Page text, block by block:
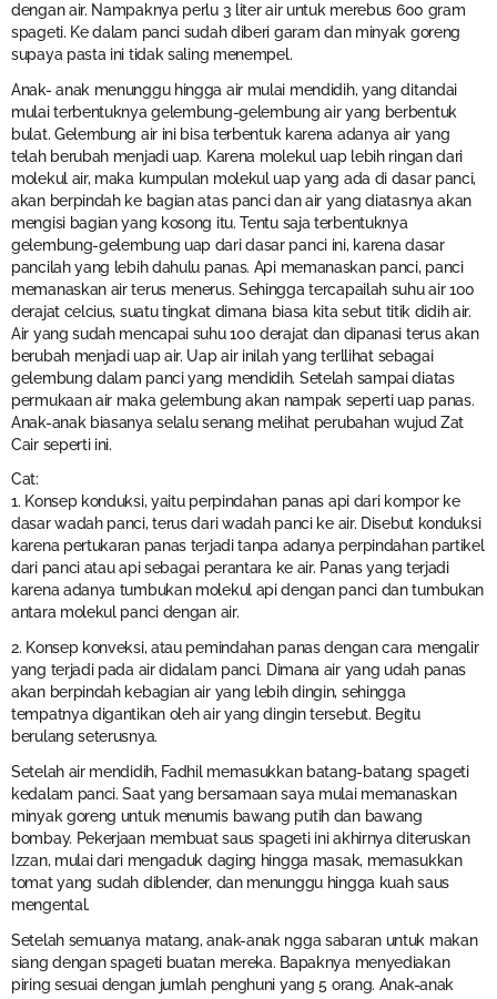
dengan air. Nampaknya perlu 3 liter air untuk merebus 600 gram
spageti. Ke dalam panci sudah diberi garam dan minyak goreng
supaya pasta ini tidak saling menempel.
Anak- anak menunggu hingga air mulai mendidih, yang ditandai
mulai terbentuknya gelembung-gelembung air yang berbentuk
bulat. Gelembung air ini bisa terbentuk karena adanya air yang
telah berubah menjadi uap. Karena molekul uap lebih ringan dari
molekul air, maka kumpulan molekul uap yang ada di dasar panci,
akan berpindah ke bagian atas panci dan air yang diatasnya akan
mengisi bagian yang kosong itu. Tentu saja terbentuknya
gelembung-gelembung uap dari dasar panci ini, karena dasar
pancilah yang lebih dahulu panas. Api memanaskan panci, panci
memanaskan air terus menerus. Sehingga tercapailah suhu air 100
derajat celcius, suatu tingkat dimana biasa kita sebut titik didih air.
Air yang sudah mencapai suhu 100 derajat dan dipanasi terus akan
berubah menjadi uap air. Uap air inilah yang terllihat sebagai
gelembung dalam panci yang mendidih. Setelah sampai diatas
permukaan air maka gelembung akan nampak seperti uap panas.
Anak-anak biasanya selalu senang melihat perubahan wujud Zat
Cair seperti ini.
Cat:
1. Konsep konduksi, yaitu perpindahan panas api dari kompor ke
dasar wadah panci, terus dari wadah panci ke air. Disebut konduksi
karena pertukaran panas terjadi tanpa adanya perpindahan partikel
dari panci atau api sebagai perantara ke air. Panas yang terjadi
karena adanya tumbukan molekul api dengan panci dan tumbukan
antara molekul panci dengan air.
2. Konsep konveksi, atau pemindahan panas dengan cara mengalir
yang terjadi pada air didalam panci. Dimana air yang udah panas
akan berpindah kebagian air yang lebih dingin, sehingga
tempatnya digantikan oleh air yang dingin tersebut. Begitu
berulang seterusnya.
Setelah air mendidih, Fadhil memasukkan batang-batang spageti
kedalam panci. Saat yang bersamaan saya mulai memanaskan
minyak goreng untuk menumis bawang putih dan bawang
bombay. Pekerjaan membuat saus spageti ini akhirnya diteruskan
Izzan, mulai dari mengaduk daging hingga masak, memasukkan
tomat yang sudah diblender, dan menunggu hingga kuah saus
mengental.
Setelah semuanya matang, anak-anak ngga sabaran untuk makan
siang dengan spageti buatan mereka. Bapaknya menyediakan
piring sesuai dengan jumlah penghuni yang 5 orang. Anak-anak